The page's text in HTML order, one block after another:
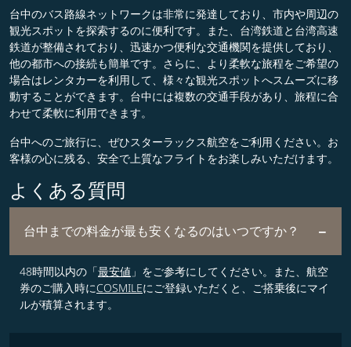
台中のバス路線ネットワークは非常に発達しており、市内や周辺の
観光スポットを探索するのに便利です。また、台湾鉄道と台湾高速
鉄道が整備されており、迅速かつ便利な交通機関を提供しており、
他の都市への接続も簡単です。さらに、より柔軟な旅程をご希望の
場合はレンタカーを利用して、様々な観光スポットへスムーズに移
動することができます。台中には複数の交通手段があり、旅程に合
わせて柔軟に利用できます。
台中へのご旅行に、ぜひスターラックス航空をご利用ください。お
客様の心に残る、安全で上質なフライトをお楽しみいただけます。
よくある質問
台中までの料金が最も安くなるのはいつですか？
48時間以内の「最安値 」をご参考にしてください。また、航空
券のご購入時にCOSMILEにご登録いただくと、ご搭乗後にマイ
ルが積算されます。